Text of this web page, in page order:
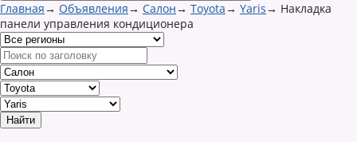
Главная→ Объявления→ Салон→ Toyota→ Yaris→ Накладка
панели управления кондиционера